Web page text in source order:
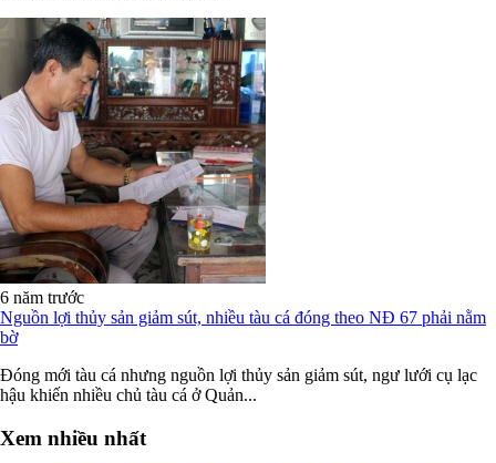
6 năm trước
Nguồn lợi thủy sản giảm sút, nhiều tàu cá đóng theo NĐ 67 phải nằm
bờ
Đóng mới tàu cá nhưng nguồn lợi thủy sản giảm sút, ngư lưới cụ lạc
hậu khiến nhiều chủ tàu cá ở Quản...
Xem nhiều nhất